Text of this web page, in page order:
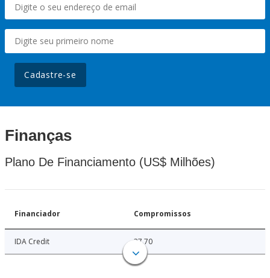
Cadastre-se
Finanças
Plano De Financiamento (US$ Milhões)
Financiador Compromissos
IDA Credit 37.70